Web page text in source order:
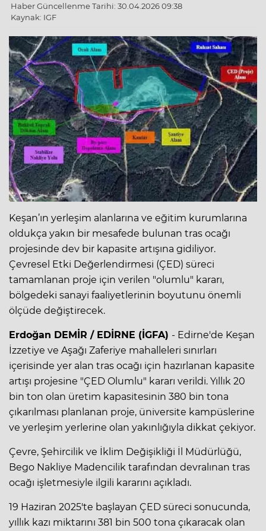
Haber Güncellenme Tarihi: 30.04.2026 09:38
Kaynak: IGF
Keşan’ın yerleşim alanlarına ve eğitim kurumlarına
oldukça yakın bir mesafede bulunan tras ocağı
projesinde dev bir kapasite artışına gidiliyor.
Çevresel Etki Değerlendirmesi (ÇED) süreci
tamamlanan proje için verilen "olumlu" kararı,
bölgedeki sanayi faaliyetlerinin boyutunu önemli
ölçüde değiştirecek.
Erdoğan DEMİR / EDİRNE (İGFA) - Edirne'de Keşan
İzzetiye ve Aşağı Zaferiye mahalleleri sınırları
içerisinde yer alan tras ocağı için hazırlanan kapasite
artışı projesine "ÇED Olumlu" kararı verildi. Yıllık 20
bin ton olan üretim kapasitesinin 380 bin tona
çıkarılması planlanan proje, üniversite kampüslerine
ve yerleşim yerlerine olan yakınlığıyla dikkat çekiyor.
Çevre, Şehircilik ve İklim Değişikliği İl Müdürlüğü,
Bego Nakliye Madencilik tarafından devralınan tras
ocağı işletmesiyle ilgili kararını açıkladı.
19 Haziran 2025'te başlayan ÇED süreci sonucunda,
yıllık kazı miktarını 381 bin 500 tona çıkaracak olan